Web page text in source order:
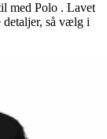
med Polo . Lavet
detaljer, så vælg i